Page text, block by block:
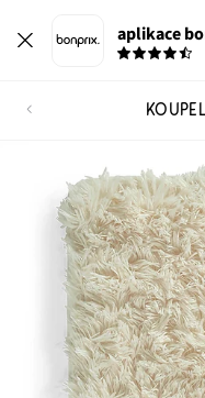
aplikace